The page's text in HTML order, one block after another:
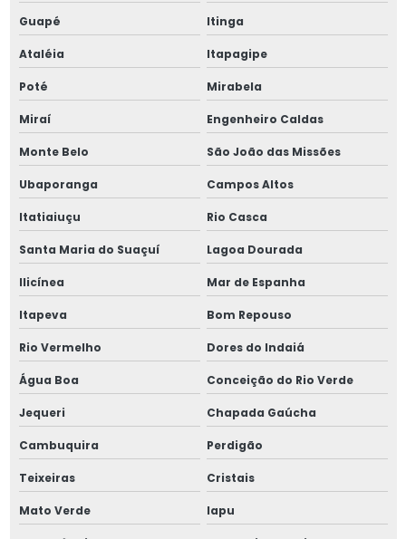
Guapé Itinga
Ataléia Itapagipe
Poté Mirabela
Miraí Engenheiro Caldas
Monte Belo São João das Missões
Ubaporanga Campos Altos
Itatiaiuçu Rio Casca
Santa Maria do Suaçuí Lagoa Dourada
Ilicínea Mar de Espanha
Itapeva Bom Repouso
Rio Vermelho Dores do Indaiá
Água Boa Conceição do Rio Verde
Jequeri Chapada Gaúcha
Cambuquira Perdigão
Teixeiras Cristais
Mato Verde Iapu